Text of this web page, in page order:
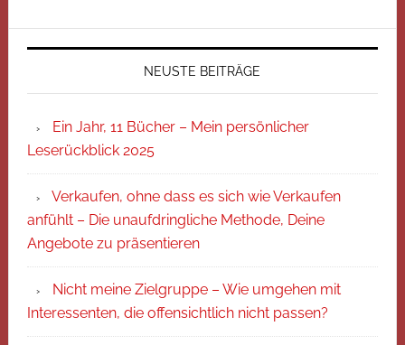
NEUSTE BEITRÄGE
Ein Jahr, 11 Bücher – Mein persönlicher
Leserückblick 2025
Verkaufen, ohne dass es sich wie Verkaufen
anfühlt – Die unaufdringliche Methode, Deine
Angebote zu präsentieren
Nicht meine Zielgruppe – Wie umgehen mit
Interessenten, die offensichtlich nicht passen?